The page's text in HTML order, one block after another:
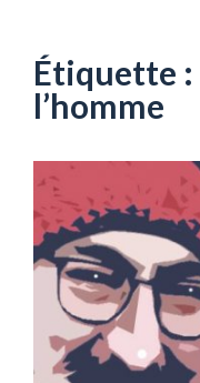
contenu
Étiquette :
l’homme